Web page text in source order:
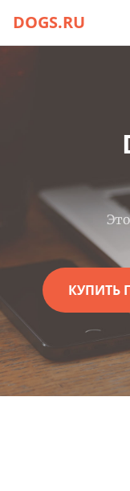
DOGS.RU
КУПИТЬ